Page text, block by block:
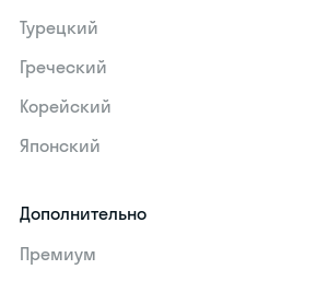
Турецкий
Греческий
Корейский
Японский
Дополнительно
Премиум